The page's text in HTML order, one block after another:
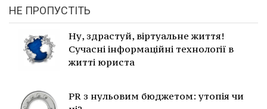
НЕ ПРОПУСТІТЬ
Ну, здрастуй, віртуальне життя!
Сучасні інформаційні технології в
житті юриста
PR з нульовим бюджетом: утопія чи